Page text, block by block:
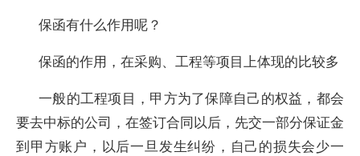
保函有什么作用呢？
保函的作用，在采购、工程等项目上体现的比较多
一般的工程项目，甲方为了保障自己的权益，都会
要去中标的公司，在签订合同以后，先交一部分保证金
到甲方账户，以后一旦发生纠纷，自己的损失会少一